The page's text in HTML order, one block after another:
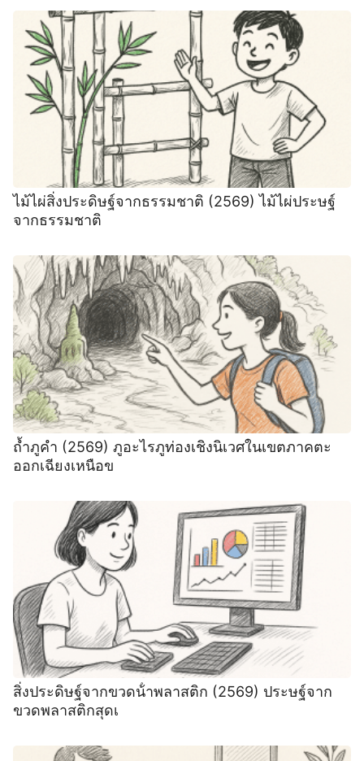
ไม้ไผ่สิ่งประดิษฐ์จากธรรมชาติ (2569) ไม้ไผ่ประษฐ์
จากธรรมชาติ
ถ้ำภูคำ (2569) ภูอะไรภูท่องเชิงนิเวศในเขตภาคตะ
ออกเฉียงเหนือข
สิ่งประดิษฐ์จากขวดน้ําพลาสติก (2569) ประษฐ์จาก
ขวดพลาสติกสุดเ